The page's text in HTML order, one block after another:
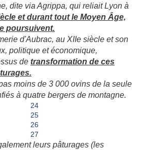
dite via Agrippa, qui reliait Lyon à
et durant tout le Moyen Âge,
poursuivent.
d'Aubrac, au XIIe siècle et son
politique et économique,
de transformation de ces
moins de 3 000 ovins de la seule
à quatre bergers de montagne.
leurs pâturages (les